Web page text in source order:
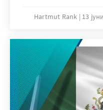
linksgerichtete
gesellschaftliche
macht, wirft diese
Ankündigung eines
Viele Kolumbianer
vor einem Rückfall
Hartmut Rank 13